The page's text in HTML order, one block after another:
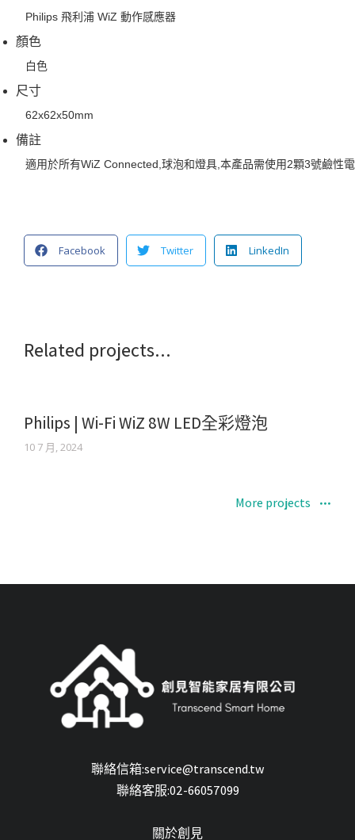
Philips 飛利浦 WiZ 動作感應器
顏色
白色
尺寸
62x62x50mm
備註
適用於所有WiZ Connected,球泡和燈具,本產品需使用2顆3號鹼性
Facebook Twitter LinkedIn
Related projects...
Philips | Wi-Fi WiZ 8W LED全彩燈泡
10 7 月, 2024
More projects
聯絡信箱:service@transcend.tw
聯絡客服:02-66057099
關於創見